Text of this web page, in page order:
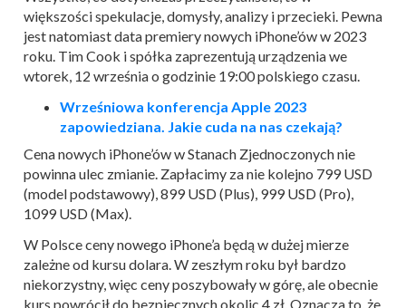
większości spekulacje, domysły, analizy i przecieki. Pewna
jest natomiast data premiery nowych iPhone’ów w 2023
roku. Tim Cook i spółka zaprezentują urządzenia we
wtorek, 12 września o godzinie 19:00 polskiego czasu.
Wrześniowa konferencja Apple 2023
zapowiedziana. Jakie cuda na nas czekają?
Cena nowych iPhone’ów w Stanach Zjednoczonych nie
powinna ulec zmianie. Zapłacimy za nie kolejno 799 USD
(model podstawowy), 899 USD (Plus), 999 USD (Pro),
1099 USD (Max).
W Polsce ceny nowego iPhone’a będą w dużej mierze
zależne od kursu dolara. W zeszłym roku był bardzo
niekorzystny, więc ceny poszybowały w górę, ale obecnie
kurs powrócił do bezpiecznych okolic 4 zł. Oznacza to, że